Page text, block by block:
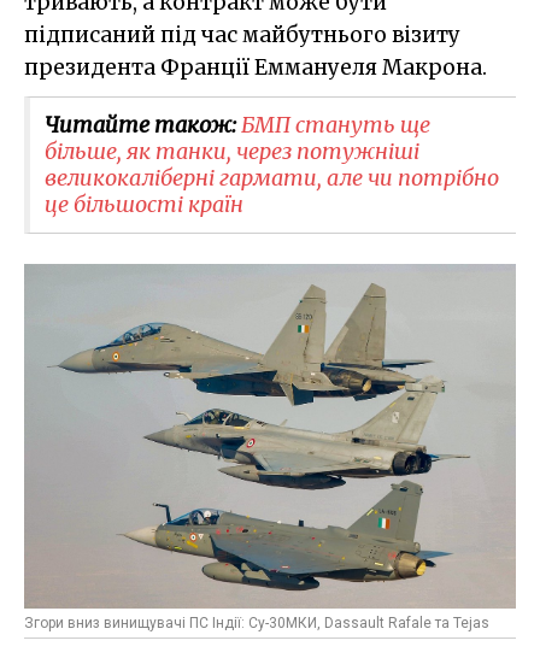
підписаний під час майбутнього візиту
президента Франції Еммануеля Макрона.
Читайте також:БМП стануть ще
більше, як танки, через потужніші
великокаліберні гармати, але чи потрібно
це більшості країн
Згори вниз винищувачі ПС Індії: Су-30МКИ, Dassault Rafale та Tejas